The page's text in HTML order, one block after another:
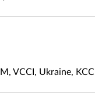
VCCI, Ukraine, KCC